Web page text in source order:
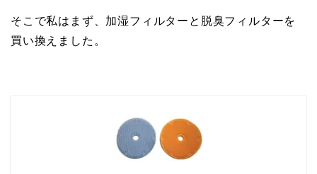
そこで私はまず、加湿フィルターと脱臭フィルターを
買い換えました。